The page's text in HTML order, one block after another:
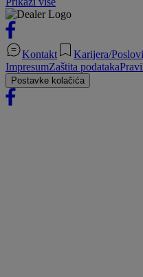
Kontakt
Karijera/Poslovi
ImpresumZaštita podataka
Postavke kolačića